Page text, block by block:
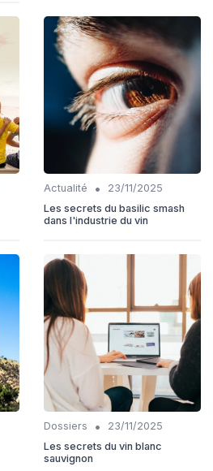
Actualité •
23/11/2025
Les secrets du basilic smash
dans l'industrie du vin
Dossiers •
23/11/2025
Les secrets du vin blanc
sauvignon